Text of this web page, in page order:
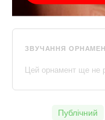
ЗВУЧАННЯ
Цей орнамент ще не
Публічний